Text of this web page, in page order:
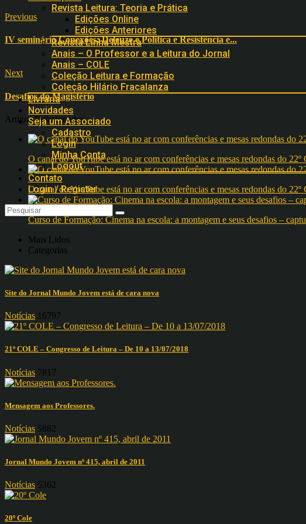
Revista Leitura: Teoria e Prática
Edições Online
Edições Anteriores
Revista Linha Mestra
Anais – O Professor e a Leitura do Jornal
Anais – COLE
Coleção Leitura e Formação
Coleção Hilário Fracalanza
Livraria
Novidades
Seja um Associado
Cadastro
Login
Minha Conta
Logout
Contato
Login / Register
Previous
IV seminário Conexões; Deleuze e Política e Resistência e...
Next
Desafios do Magistério
Artigos Relacionados
O canal do YouTube está no ar com conferências e mesas redondas do
O canal do YouTube está no ar com conferências e mesas redondas do
Curso de Formação: Cinema na escola: a montagem e seus desafios –
Mais Lidos
Categorias
Site do Jornal Mundo Jovem está de cara nova
Notícias 16797
21º COLE – Congresso de Leitura – De 10 a 13/07/2018
Notícias 7817
Mensagem aos Professores.
Notícias 5882
Jornal Mundo Jovem nº 415, abril de 2011
Notícias 5362
20º Cole